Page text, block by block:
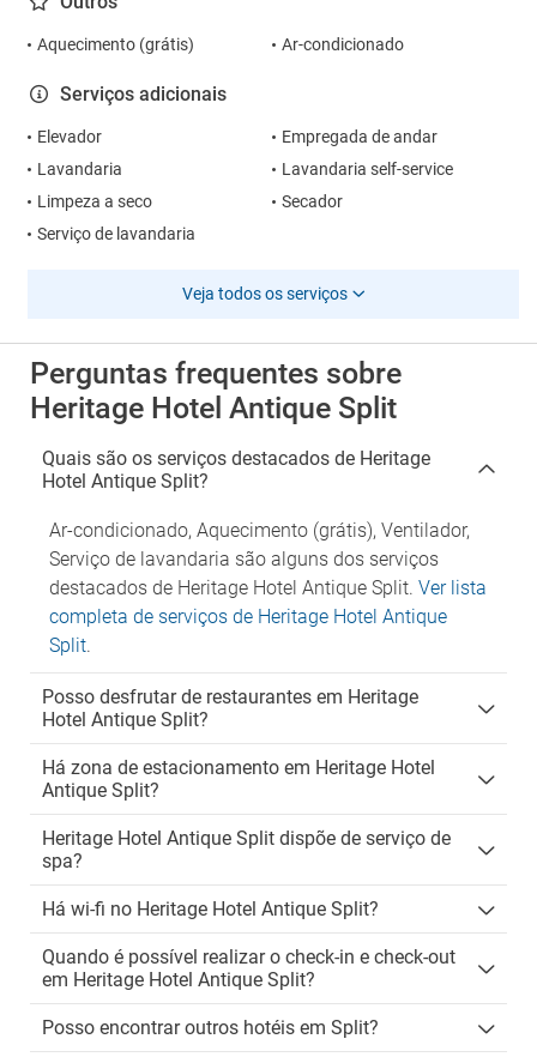
Aquecimento (grátis) Ar-condicionado
Serviços adicionais
Elevador
Empregada de andar
Lavandaria
Lavandaria self-service
Limpeza a seco
Secador
Serviço de lavandaria
Veja todos os serviços
Perguntas frequentes sobre
Heritage Hotel Antique Split
Quais são os serviços destacados de Heritage
Hotel Antique Split?
Ar-condicionado, Aquecimento (grátis), Ventilador,
Serviço de lavandaria são alguns dos serviços
destacados de Heritage Hotel Antique Split. Ver lista
completa de serviços de Heritage Hotel Antique
Split.
Posso desfrutar de restaurantes em Heritage
Hotel Antique Split?
Há zona de estacionamento em Heritage Hotel
Antique Split?
Heritage Hotel Antique Split dispõe de serviço de
spa?
Há wi-fi no Heritage Hotel Antique Split?
Quando é possível realizar o check-in e check-out
em Heritage Hotel Antique Split?
Posso encontrar outros hotéis em Split?